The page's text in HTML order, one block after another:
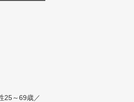
25～69歳／